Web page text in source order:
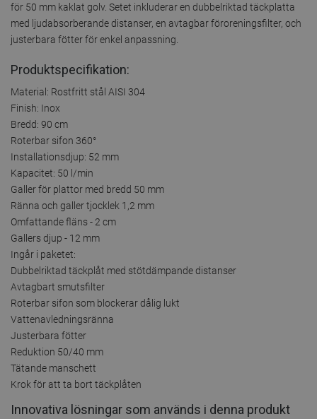
för 50 mm kaklat golv. Setet inkluderar en dubbelriktad täckplatta
med ljudabsorberande distanser, en avtagbar föroreningsfilter, och
justerbara fötter för enkel anpassning.
Produktspecifikation:
Material: Rostfritt stål AISI 304
Finish: Inox
Bredd: 90 cm
Roterbar sifon 360°
Installationsdjup: 52 mm
Kapacitet: 50 l/min
Galler för plattor med bredd 50 mm
Ränna och galler tjocklek 1,2 mm
Omfattande fläns - 2 cm
Gallers djup - 12 mm
Ingår i paketet:
Dubbelriktad täckplåt med stötdämpande distanser
Avtagbart smutsfilter
Roterbar sifon som blockerar dålig lukt
Vattenavledningsränna
Justerbara fötter
Reduktion 50/40 mm
Tätande manschett
Krok för att ta bort täckplåten
Innovativa lösningar som används i denna produkt